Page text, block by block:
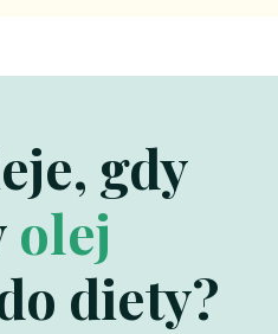
gdy
olej
diety?